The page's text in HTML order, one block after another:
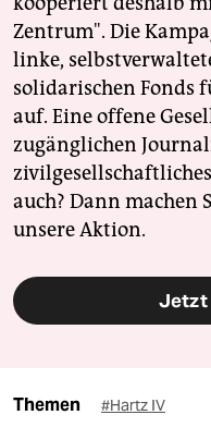
Zentrum". Die
linke,
solidarischen Fonds
auf. Eine offene
zugänglichen
auch? Dann machen
unsere Aktion.
Jetzt
Themen #Hartz IV